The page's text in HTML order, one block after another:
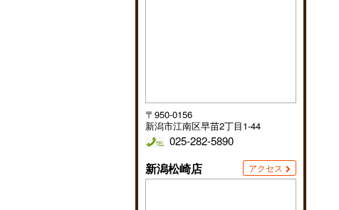
〒950-0156
新潟市江南区早苗2丁目1-44
025-282-5890
新潟松崎店 アクセス